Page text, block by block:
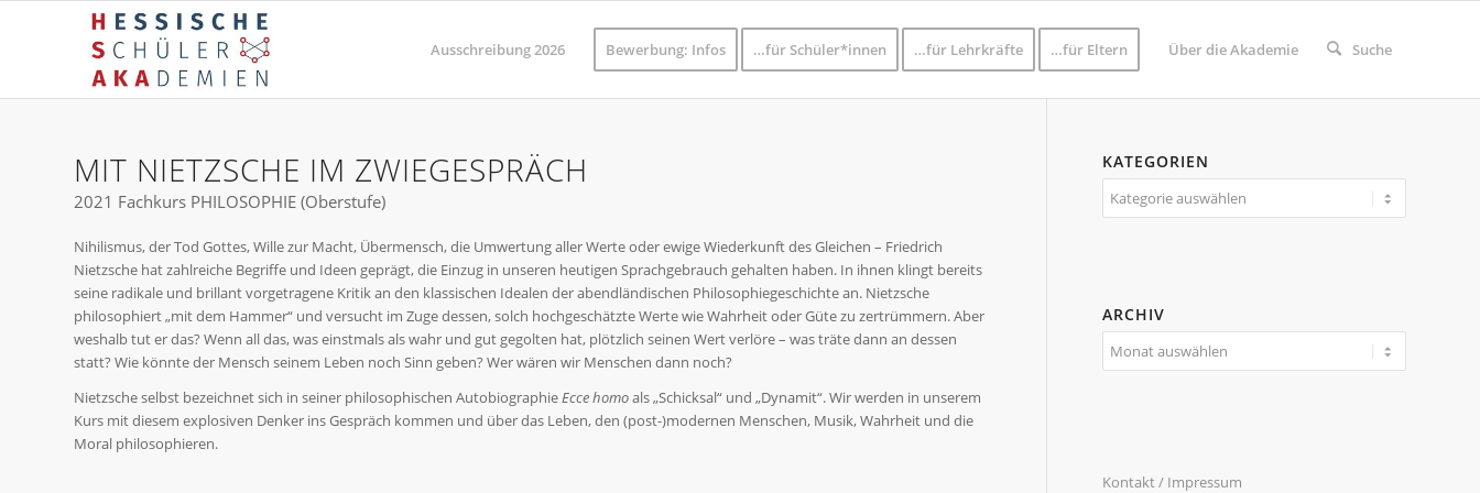
Ausschreibung 2026 Bewerbung: Infos …für Schüler*innen …für Lehrkräfte …für Eltern Über die Akademie Suche
MIT NIETZSCHE IM ZWIEGESPRÄCH
2021 Fachkurs PHILOSOPHIE (Oberstufe)
Nihilismus, der Tod Gottes, Wille zur Macht, Übermensch, die Umwertung aller Werte oder ewige Wiederkunft des Gleichen – Friedrich
Nietzsche hat zahlreiche Begriffe und Ideen geprägt, die Einzug in unseren heutigen Sprachgebrauch gehalten haben. In ihnen klingt bereits
seine radikale und brillant vorgetragene Kritik an den klassischen Idealen der abendländischen Philosophiegeschichte an. Nietzsche
philosophiert „mit dem Hammer“ und versucht im Zuge dessen, solch hochgeschätzte Werte wie Wahrheit oder Güte zu zertrümmern. Aber
weshalb tut er das? Wenn all das, was einstmals als wahr und gut gegolten hat, plötzlich seinen Wert verlöre – was träte dann an dessen
statt? Wie könnte der Mensch seinem Leben noch Sinn geben? Wer wären wir Menschen dann noch?
Nietzsche selbst bezeichnet sich in seiner philosophischen Autobiographie Ecce homoals „Schicksal“ und „Dynamit“. Wir werden in unserem
Kurs mit diesem explosiven Denker ins Gespräch kommen und über das Leben, den (post-)modernen Menschen, Musik, Wahrheit und die
Moral philosophieren.
KATEGORIEN
Kategorien
ARCHIV
Kontakt / Impressum